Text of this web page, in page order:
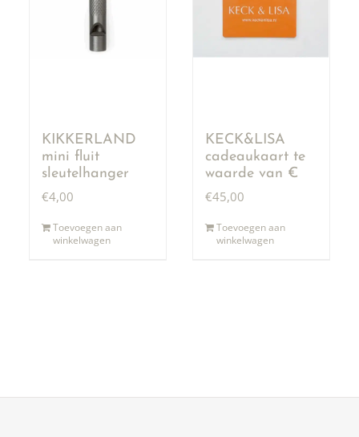
KIKKERLAND
mini fluit
sleutelhanger
€4,00
Toevoegen aan
winkelwagen
KECK&LISA
cadeaukaart te
waarde van €
50,00
€45,00
Toevoegen aan
winkelwagen